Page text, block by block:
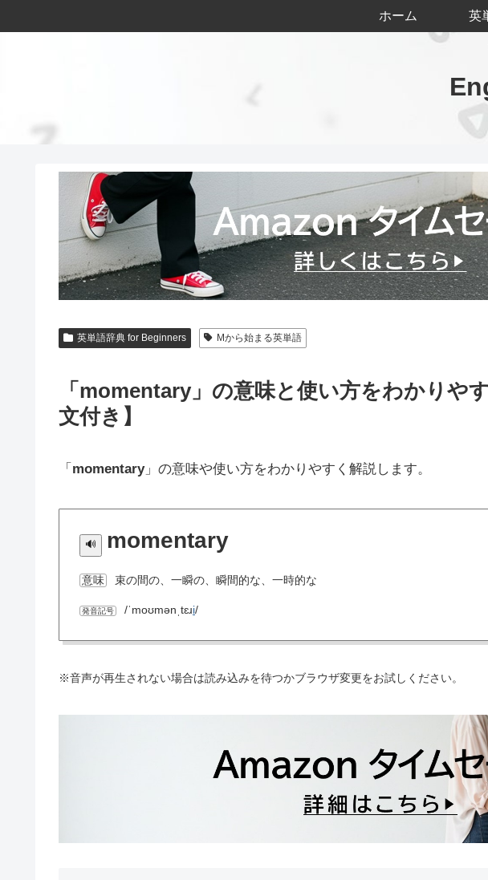
ホーム
英単語辞典 for Beginners Mから始まる英単語
「momentary」の意味と使い方をわかりや
文付き】
「 momentary」の意味や使い方をわかりやすく解説します。
momentary
意味 束の間の、一瞬の、瞬間的な、一時的な
発音記号 /ˈmoʊmənˌtɛɹi/
※音声が再生されない場合は読み込みを待つかブラウザ変更をお試しください。